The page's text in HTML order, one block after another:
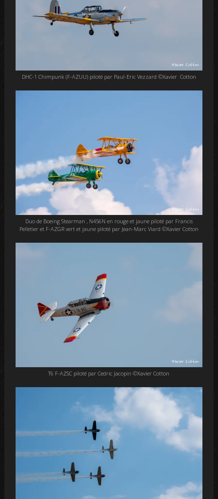
DHC-1 Chimpunk (F-AZUU) piloté par Paul-Eric Vezzard ©Xavier Cotton
Duo de Boeing Stearman , N456N en rouge et jaune piloté par Francis
Pelletier et F-AZGR vert et jaune piloté par Jean-Marc Viard ©Xavier Cotton
T6 F-AZSC piloté par Cedric Jacopin ©Xavier Cotton